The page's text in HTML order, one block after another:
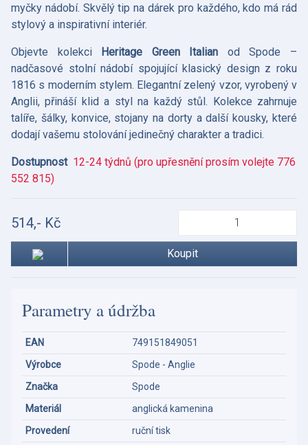
myčky nádobí. Skvělý tip na dárek pro každého, kdo má rád
stylový a inspirativní interiér.
Objevte kolekci Heritage Green Italian od Spode –
nadčasové stolní nádobí spojující klasický design z roku
1816 s moderním stylem. Elegantní zelený vzor, vyrobený v
Anglii, přináší klid a styl na každý stůl. Kolekce zahrnuje
talíře, šálky, konvice, stojany na dorty a další kousky, které
dodají vašemu stolování jedinečný charakter a tradici.
Dostupnost 12-24 týdnů (pro upřesnění prosím volejte 776
552 815)
514,- Kč
Koupit
Parametry a údržba
EAN
749151849051
Výrobce
Spode - Anglie
Značka
Spode
Materiál
anglická kamenina
Provedení
ruční tisk